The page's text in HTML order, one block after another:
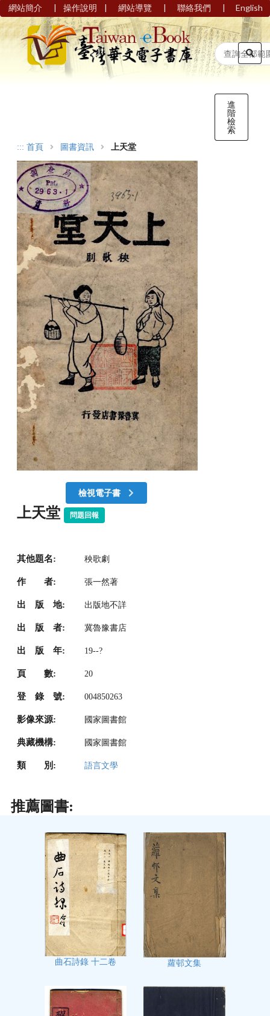
網站簡介 | 操作說明 | 網站導覽 | 聯絡我們 | English
進
階
檢
索
::: 首頁 圖書資訊 上天堂
檢視電子書
上天堂 問題回報
其他題名: 秧歌劇
作 者: 張一然著
出 版 地: 出版地不詳
出 版 者: 冀魯豫書店
出 版 年: 19--?
頁 數: 20
登 錄 號: 004850263
影像來源: 國家圖書館
典藏機構: 國家圖書館
類 別: 語言文學
推薦圖書:
曲石詩錄 十二卷 蘿邨文集